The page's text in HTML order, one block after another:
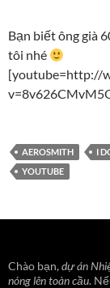
Bạn biết ông già
tôi nhé
[youtube=http://
AEROSMITH I
YOUTUBE
Chào bạn,dự án
nóng lên toàn cầu.